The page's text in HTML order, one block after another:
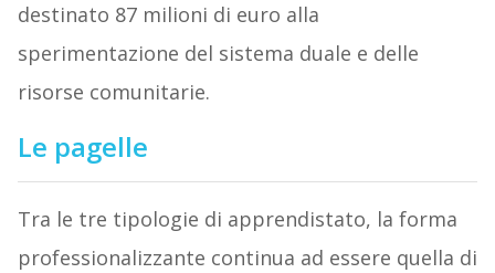
destinato 87 milioni di euro alla
sperimentazione del sistema duale e delle
risorse comunitarie.
Le pagelle
Tra le tre tipologie di apprendistato, la forma
professionalizzante continua ad essere quella di